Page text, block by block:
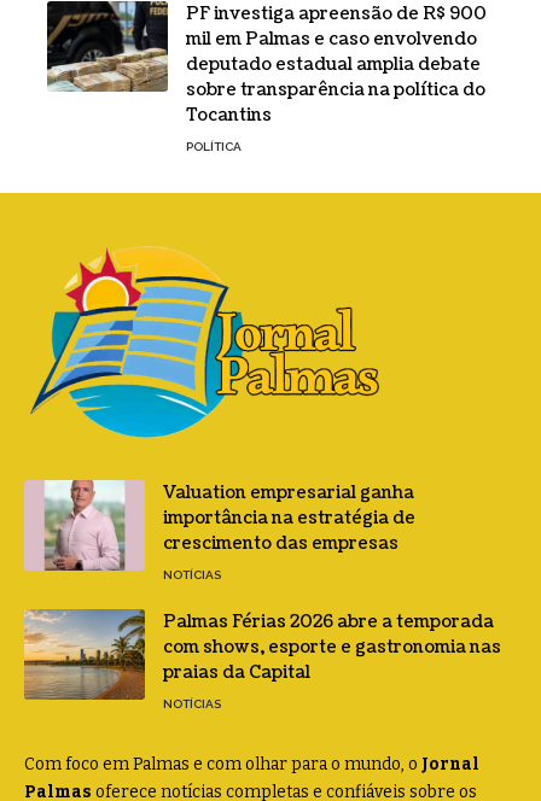
PF investiga apreensão de R$ 900
mil em Palmas e caso envolvendo
deputado estadual amplia debate
sobre transparência na política do
Tocantins
POLÍTICA
Valuation empresarial ganha
importância na estratégia de
crescimento das empresas
NOTÍCIAS
Palmas Férias 2026 abre a temporada
com shows, esporte e gastronomia nas
praias da Capital
NOTÍCIAS
Com foco em Palmas e com olhar para o mundo, o Jornal
Palmas oferece notícias completas e confiáveis sobre os